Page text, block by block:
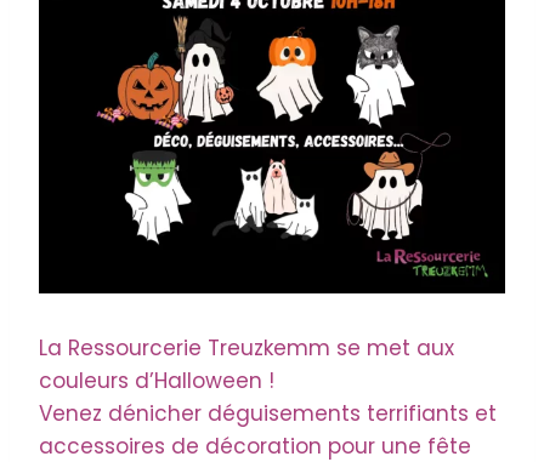
La Ressourcerie Treuzkemm se met aux
couleurs d’Halloween !
Venez dénicher déguisements terrifiants et
accessoires de décoration pour une fête